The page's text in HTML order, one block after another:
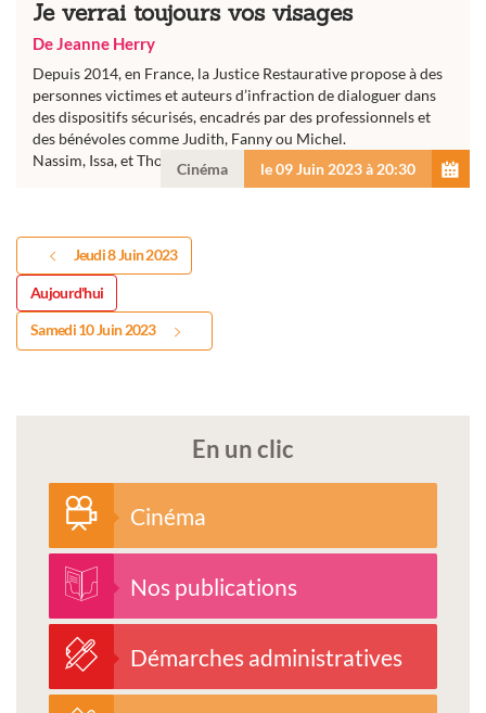
Je verrai toujours vos visages
De Jeanne Herry
Depuis 2014, en France, la Justice Restaurative propose à des
personnes victimes et auteurs d’infraction de dialoguer dans
des dispositifs sécurisés, encadrés par des professionnels et
des bénévoles comme Judith, Fanny ou Michel.
Nassim, Issa, et Thomas,...Cinéma le 09 Juin 2023 à 20:30
Jeudi 8 Juin 2023
Aujourd'hui
Samedi 10 Juin 2023
En un clic
Cinéma
Nos publications
Démarches administratives